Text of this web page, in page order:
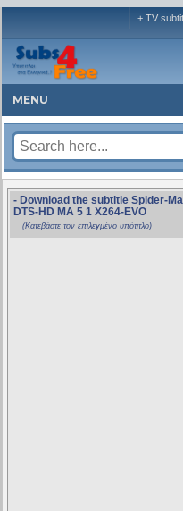
+ TV
MENU
- Download the subtitle Spider-
DTS-HD MA 5 1 X264-EVO
(Κατεβάστε τον επιλεγμένο υπότιτλο)